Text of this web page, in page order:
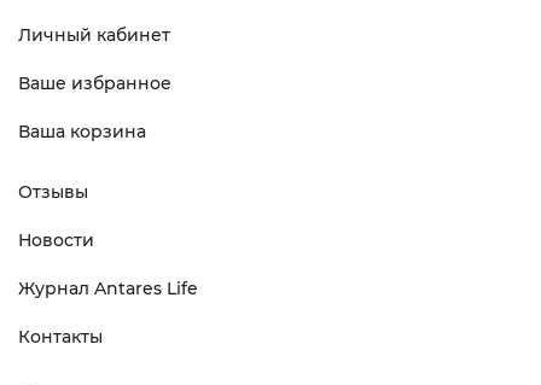
Личный кабинет
Ваше избранное
Ваша корзина
Отзывы
Новости
Журнал Antares Life
Контакты